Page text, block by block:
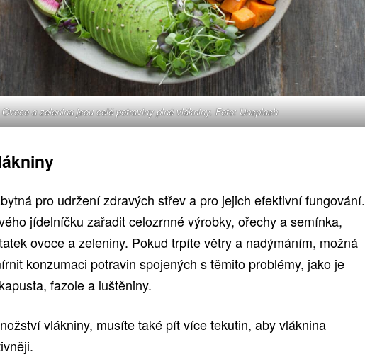
Ovoce a zelenina jsou celé potraviny plné vlákniny. Foto: Unsplash
pro udržení zdravých střev a pro jejich efektivní fungování.
jídelníčku zařadit celozrnné výrobky, ořechy a semínka,
ovoce a zeleniny. Pokud trpíte větry a nadýmáním, možná
konzumaci potravin spojených s těmito problémy, jako je
fazole a luštěniny.
vlákniny, musíte také pít více tekutin, aby vláknina